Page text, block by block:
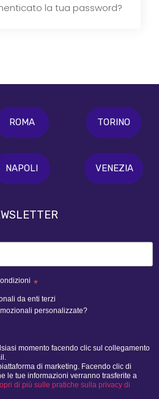
la tua password?
ROMA TORINO
NAPOLI VENEZIA
*
da enti terzi
personalizzate?
momento facendo clic sul collegamento
di marketing. Facendo clic di
le tue informazioni verranno trasferite a
di più sulle pratiche sulla privacy di